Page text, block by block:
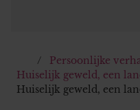
Persoonlijke
Huiselijk geweld, een
Huiselijk geweld, een